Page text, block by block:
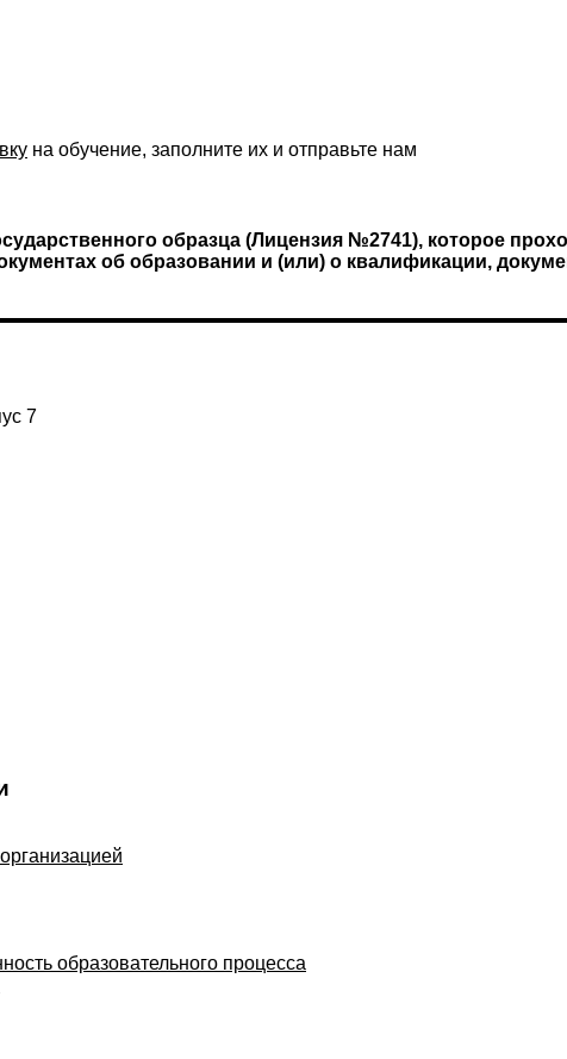
на обучение, заполните их и отправьте нам
образца (Лицензия №2741), которое
об образовании и (или) о квалификации,
7
образовательного процесса